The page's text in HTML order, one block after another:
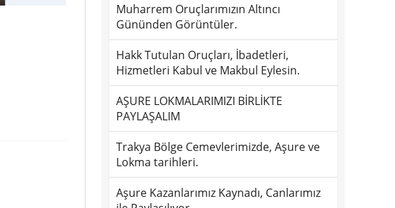
Muharrem Oruçlarımızın Altıncı
Gününden Görüntüler.
Hakk Tutulan Oruçları, İbadetleri,
Hizmetleri Kabul ve Makbul Eylesin.
AŞURE LOKMALARIMIZI BİRLİKTE
PAYLAŞALIM
Trakya Bölge Cemevlerimizde, Aşure ve
Lokma tarihleri.
Aşure Kazanlarımız Kaynadı, Canlarımız